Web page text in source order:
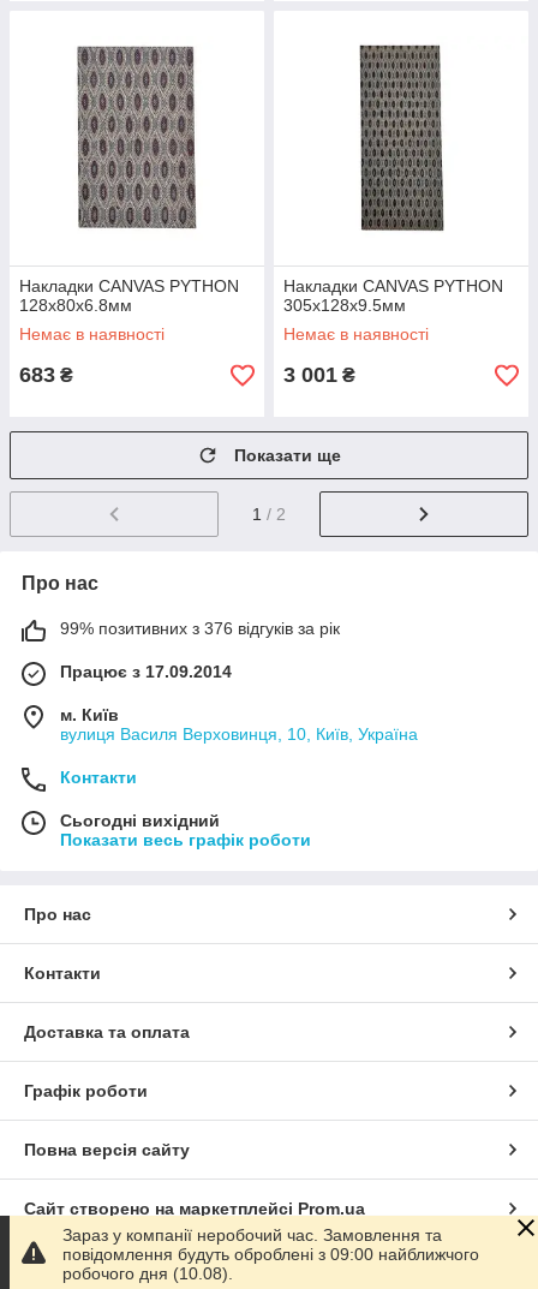
Накладки CANVAS PYTHON
128х80х6.8мм
Немає в наявності
683 ₴
Накладки CANVAS PYTHON
305х128х9.5мм
Немає в наявності
3 001 ₴
Показати ще
1 / 2
Про нас
99% позитивних з 376 відгуків за рік
Працює з 17.09.2014
м. Київ
вулиця Василя Верховинця, 10, Київ, Україна
Контакти
Сьогодні вихідний
Показати весь графік роботи
Про нас
Контакти
Доставка та оплата
Графік роботи
Повна версія сайту
Сайт створено на маркетплейсі Prom.ua
Політика конфіденційності
Зараз у компанії неробочий час. Замовлення та
повідомлення будуть оброблені з 09:00 найближчого
робочого дня (10.08).